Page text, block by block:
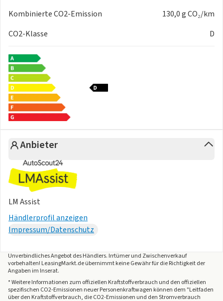
Deaktivierung
Elektronisches Stabilisierungsprogramm und
Bremskraftverstärker
Sportfahrwerk
Elektronische Parkbremse inkl. Auto-Hold-Funktion
Kopfairbags vorn und hinten, Seitenairbags vorn, Center-
Airbag
Start-Stopp-System mit Bremsenergie-Rückgewinnung
Warnton und -leuchte für nicht angelegte Gurte vorn und
Notruf-Service, Laufzeit 10 Jahre ab Erstauslieferung,
Voraussetzung: Verfügbarkeit
benötigter Mobilfunknetze
Textilfußmatten vorn und hinten
Vordersitze beheizbar
Dachhimmel schwarz
Vordersitze mit Höheneinstellung
Multifunktions-Sportlenkrad in Leder, beheizbar, mit
Make-up-Spiegel beleuchtet in den Sonnenblenden
Rücksitzbank ungeteilt, Lehne asymmetrisch umklappbar,
mit Mittelarmlehne
Sitzmittelbahnen der Vordersitze und der äußeren
Kombinierte CO2-Emission
130,0 g CO₂/km
CO2-Klasse
D
Anbieter
LM Assist
Händlerprofil anzeigen
Impressum/Datenschutz
Unverbindliches Angebot desHändlers. Irrtümer und Zwischenverkauf
vorbehalten! LeasingMarkt.de übernimmt keine Gewähr für die Richtigkeit der
Angaben im Inserat.
* Weitere Informationen zum offiziellen Kraftstoffverbrauch und den offiziellen
spezifischen CO2-Emissionen neuer Personenkraftwagen können dem "Leitfaden
über den Kraftstoffverbrauch, die CO2-Emissionen und den Stromverbrauch